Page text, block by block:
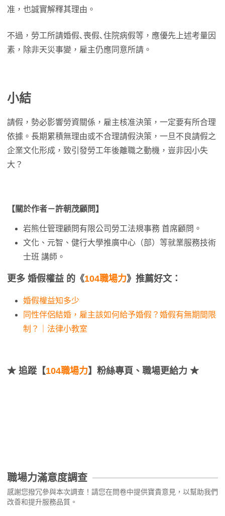
准，也誠實解釋其理由。
不過，勞工所請婚假､喪假､住院病假等，應優先上述考量因
素，除非天災事變，雇主仍應同意所請。
小結
請假，勢必影響勞資關係，雇主核准決策，一定要有所合理
依據。長期累積無理由或不合理請假決策，一旦不良請假之
企業文化形成，致引發勞工年後離職之動機，豈非因小失
大？
【關於作者－許朝茂顧問】
岩熊仕管理顧問有限公司勞工法規事務 首席顧問。
文化、元智、健行大學推廣中心（部）等就業服務技術
士班 講師。
更多 婚假權益 的《104職場力》推薦好文：
婚假權益知多少
同性伴侶結婚，雇主該如何給予婚假？婚假有無期間限
制？｜法律小教室
★ 追蹤【104職場力】粉絲專頁、職場更給力 ★
職場力滿意度調查
感謝您撥冗參與本次調查！請您在問卷中提供寶貴意見，以幫助我們
改善和提升服務品質。